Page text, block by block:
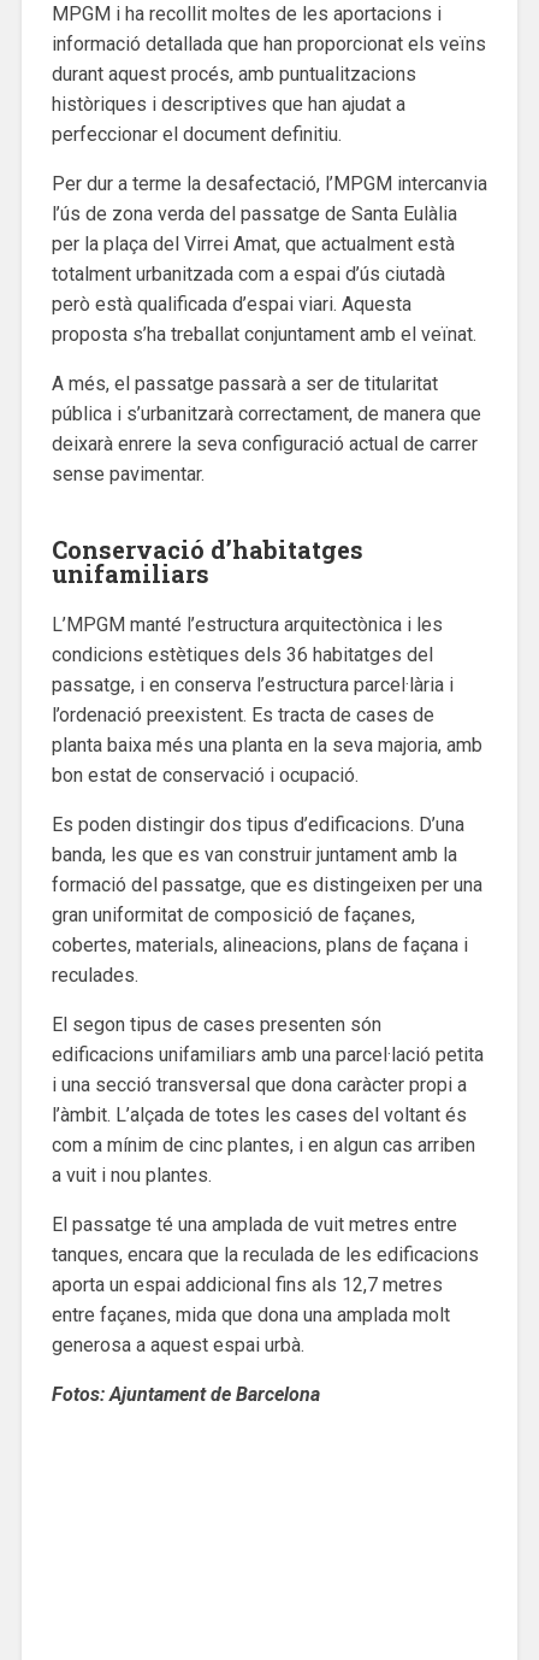
MPGM i ha recollit moltes de les aportacions i
informació detallada que han proporcionat els veïns
durant aquest procés, amb puntualitzacions
històriques i descriptives que han ajudat a
perfeccionar el document definitiu.
Per dur a terme la desafectació, l’MPGM intercanvia
l’ús de zona verda del passatge de Santa Eulàlia
per la plaça del Virrei Amat, que actualment està
totalment urbanitzada com a espai d’ús ciutadà
però està qualificada d’espai viari. Aquesta
proposta s’ha treballat conjuntament amb el veïnat.
A més, el passatge passarà a ser de titularitat
pública i s’urbanitzarà correctament, de manera que
deixarà enrere la seva configuració actual de carrer
sense pavimentar.
Conservació d’habitatges
unifamiliars
L’MPGM manté l’estructura arquitectònica i les
condicions estètiques dels 36 habitatges del
passatge, i en conserva l’estructura parcel·lària i
l’ordenació preexistent. Es tracta de cases de
planta baixa més una planta en la seva majoria, amb
bon estat de conservació i ocupació.
Es poden distingir dos tipus d’edificacions. D’una
banda, les que es van construir juntament amb la
formació del passatge, que es distingeixen per una
gran uniformitat de composició de façanes,
cobertes, materials, alineacions, plans de façana i
reculades.
El segon tipus de cases presenten són
edificacions unifamiliars amb una parcel·lació petita
i una secció transversal que dona caràcter propi a
l’àmbit. L’alçada de totes les cases del voltant és
com a mínim de cinc plantes, i en algun cas arriben
a vuit i nou plantes.
El passatge té una amplada de vuit metres entre
tanques, encara que la reculada de les edificacions
aporta un espai addicional fins als 12,7 metres
entre façanes, mida que dona una amplada molt
generosa a aquest espai urbà.
Fotos: Ajuntament de Barcelona